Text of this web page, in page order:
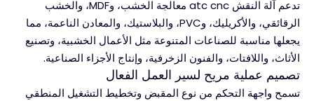
تدعم آلة النقش atc cnc معالجة الخشب، وMDF، والخشب
الرقائقي، والأكريليك، وPVC، والبلاستيك، والمعادن الناعمة، مما
يجعلها مناسبة للصناعات المتنوعة مثل الأعمال الخشبية، وتصنيع
الأثاث، واللافتات، والفنون الزخرفية، وإنتاج الأجزاء الصناعية.
تصميم عملية مريح لسير العمل الفعال
تسمح واجهة التحكم من نوع المقبض وتخطيط التشغيل المنطقي